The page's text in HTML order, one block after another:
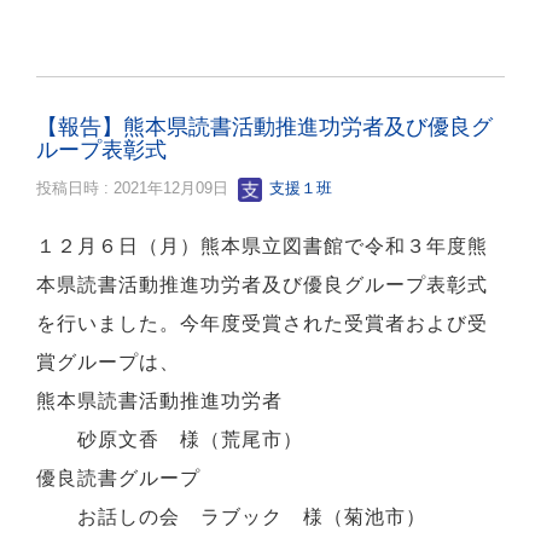
【報告】熊本県読書活動推進功労者及び優良グ
ループ表彰式
投稿日時 : 2021年12月09日 支援１班
１２月６日（月）熊本県立図書館で令和３年度熊
本県読書活動推進功労者及び優良グループ表彰式
を行いました。今年度受賞された受賞者および受
賞グループは、
熊本県読書活動推進功労者
砂原文香 様（荒尾市）
優良読書グループ
お話しの会 ラブック 様（菊池市）